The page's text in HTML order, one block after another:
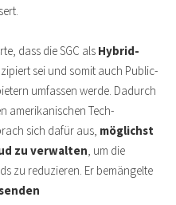
dass die SGC als Hybrid-
sei und somit auch Public-
umfassen werde. Dadurch
amerikanischen Tech-
sich dafür aus, möglichst
zu verwalten, um die
zu reduzieren. Er bemängelte